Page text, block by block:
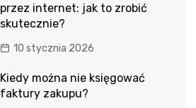
przez internet: jak to zrobić
skutecznie?
10 stycznia 2026
Kiedy można nie księgować
faktury zakupu?